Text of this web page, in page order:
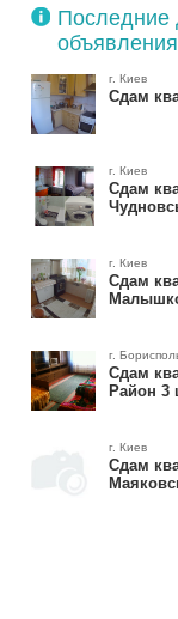
Последние
объявления
г. Киев
Сдам
г. Киев
Сдам
г. Киев
Сдам
г.
Сдам
Район 3
г. Киев
Сдам